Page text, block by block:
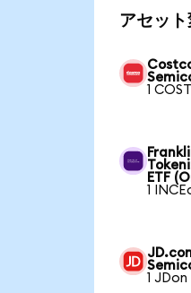
アセッ
1
ETF
1
1